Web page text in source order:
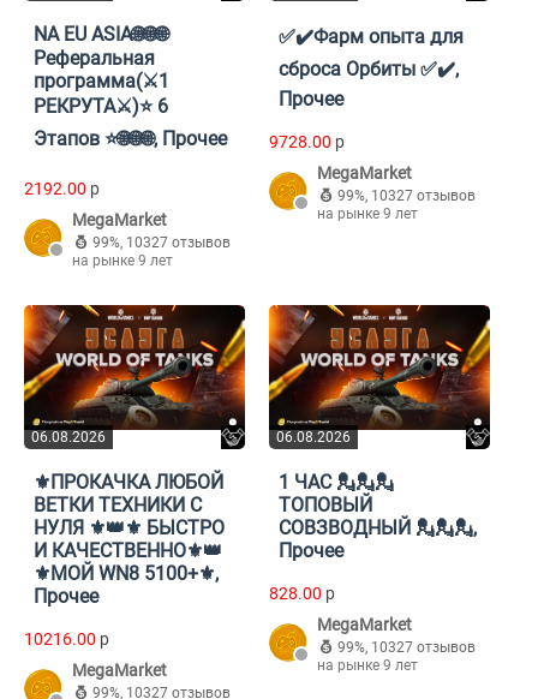
NA EU ASIA🌐🌐🌐
Реферальная
программа(⚔️1
РЕКРУТА⚔️)⭐️ 6
Этапов ⭐️🌐🌐🌐, Прочее
2192.00 p
MegaMarket
99%, 10327 отзывов
на рынке 9 лет
✅✔️Фарм опыта для
сброса Орбиты ✅✔️,
Прочее
9728.00 p
MegaMarket
99%, 10327 отзывов
на рынке 9 лет
06.08.2026
⚜️ПРОКАЧКА ЛЮБОЙ
ВЕТКИ ТЕХНИКИ С
НУЛЯ ⚜️👑⚜️ БЫСТРО
И КАЧЕСТВЕННО⚜️👑
⚜️МОЙ WN8 5100+⚜️,
Прочее
10216.00 p
MegaMarket
99%, 10327 отзывов
06.08.2026
1 ЧАС 💂💂💂
ТОПОВЫЙ
СОВЗВОДНЫЙ 💂💂💂,
Прочее
828.00 p
MegaMarket
99%, 10327 отзывов
на рынке 9 лет